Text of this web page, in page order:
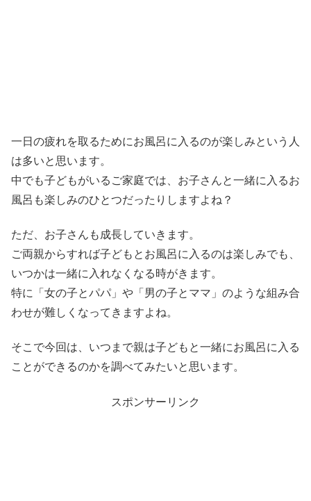
一日の疲れを取るためにお風呂に入るのが楽しみという人
は多いと思います。
中でも子どもがいるご家庭では、お子さんと一緒に入るお
風呂も楽しみのひとつだったりしますよね？
ただ、お子さんも成長していきます。
ご両親からすれば子どもとお風呂に入るのは楽しみでも、
いつかは一緒に入れなくなる時がきます。
特に「女の子とパパ」や「男の子とママ」のような組み合
わせが難しくなってきますよね。
そこで今回は、いつまで親は子どもと一緒にお風呂に入る
ことができるのかを調べてみたいと思います。
スポンサーリンク